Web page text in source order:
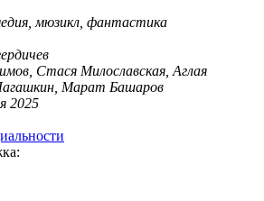
мюзикл, фантастика
Стася Милославская, Аглая
Марат Башаров
2025